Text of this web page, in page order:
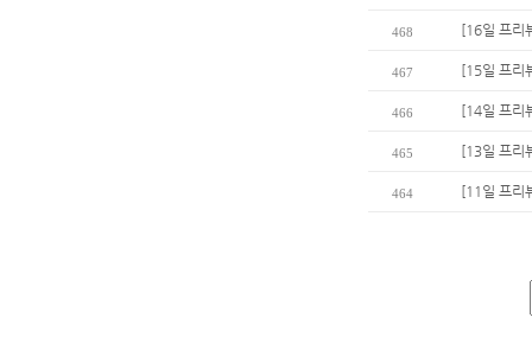
468 [16일 프리
467 [15일 프리
466 [14일 프리
465 [13일 프리
464 [11일 프리